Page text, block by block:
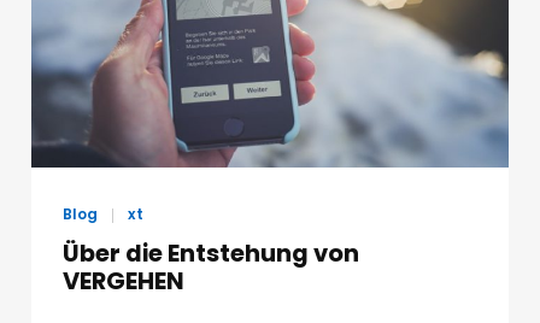
Blog xt
Über die Entstehung von
VERGEHEN